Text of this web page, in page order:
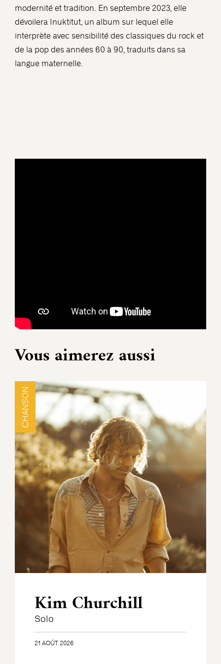
modernité et tradition. En septembre 2023, elle
dévoilera Inuktitut, un album sur lequel elle
interprète avec sensibilité des classiques du rock et
de la pop des années 60 à 90, traduits dans sa
langue maternelle.
Vous aimerez aussi
CHANSON
Kim Churchill
Solo
21 AOÛT 2026